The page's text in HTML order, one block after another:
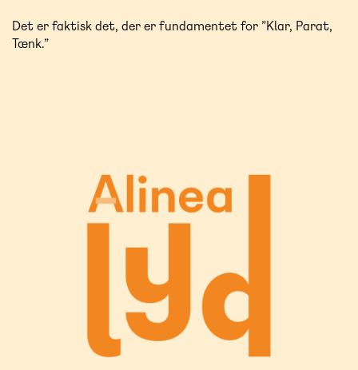
Det er faktisk det, der er fundamentet for ”Klar, Parat,
Tænk.”